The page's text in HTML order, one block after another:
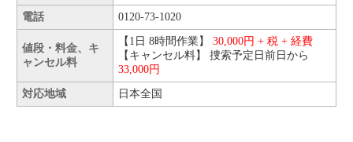
電話 0120-73-1020
値段・料金、キ
ャンセル料
【1日 8時間作業】 30,000円 + 税 + 経費
【キャンセル料】 捜索予定日前日から
33,000円
対応地域 日本全国